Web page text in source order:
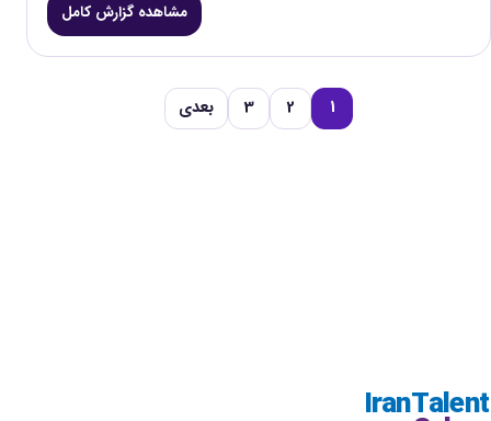
مشاهده گزارش کامل
1
2
3 بعدی
IranTalent